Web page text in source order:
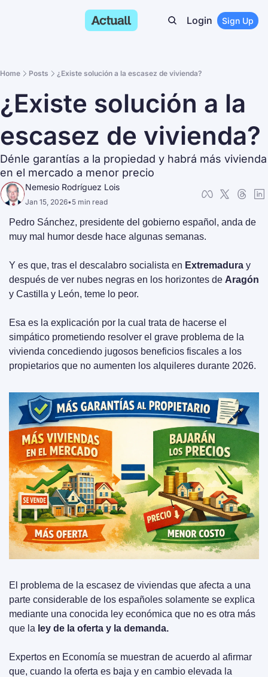
Login Sign Up
Home Posts ¿Existe solución a la escasez de vivienda?
¿Existe solución a la
escasez de vivienda?
Dénle garantías a la propiedad y habrá más vivienda
en el mercado a menor precio
Nemesio Rodríguez Lois
Jan 15, 2026•5 min read
Pedro Sánchez, presidente del gobierno español, anda de
muy mal humor desde hace algunas semanas.
Y es que, tras el descalabro socialista en Extremadura y
después de ver nubes negras en los horizontes de Aragón
y Castilla y León, teme lo peor.
Esa es la explicación por la cual trata de hacerse el
simpático prometiendo resolver el grave problema de la
vivienda concediendo jugosos beneficios fiscales a los
propietarios que no aumenten los alquileres durante 2026.
El problema de la escasez de viviendas que afecta a una
parte considerable de los españoles solamente se explica
mediante una conocida ley económica que no es otra más
que la ley de la oferta y la demanda.
Expertos en Economía se muestran de acuerdo al afirmar
que, cuando la oferta es baja y en cambio elevada la